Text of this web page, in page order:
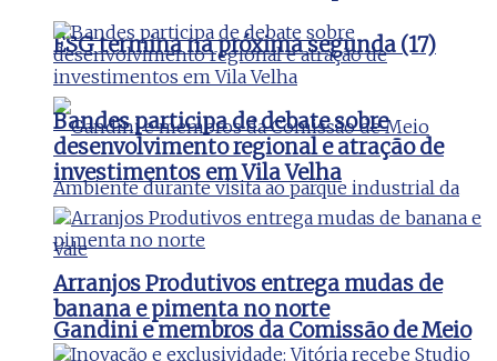
ESG termina na próxima segunda (17)
Gandini e membros da Comissão de Meio
Bandes participa de debate sobre
desenvolvimento regional e atração de
investimentos em Vila Velha
Arranjos Produtivos entrega mudas de
banana e pimenta no norte